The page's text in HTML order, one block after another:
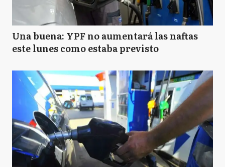
Una buena: YPF no aumentará las naftas
este lunes como estaba previsto